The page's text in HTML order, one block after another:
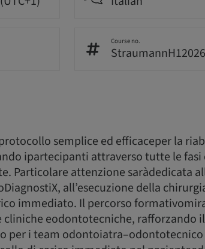
Course no.
StraumannH12026
semplice ed efficaceper la
ipartecipanti attraverso tutte le
Particolare attenzione saràdedicata
all’esecuzione della
immediato. Il percorso
eodontotecniche, rafforzando
per i team odontoiatra–odontotecnico